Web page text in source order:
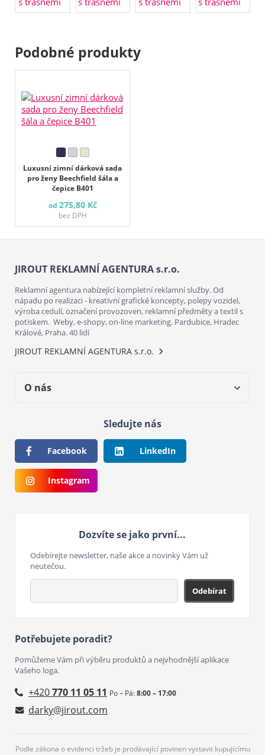
Podobné produkty
Luxusní zimní dárková sada
pro ženy Beechfield šála a
čepice B401
od 275,80 Kč
bez DPH
JIROUT REKLAMNÍ AGENTURA s.r.o.
Reklamní agentura nabízející kompletní reklamní služby. Od
nápadu po realizaci - kreativní grafické koncepty, polepy vozidel,
výroba cedulí, označení provozoven, reklamní předměty a textil s
potiskem. Weby, e-shopy, on-line marketing. Pardubice, Hradec
Králové, Praha. 40 lidí
JIROUT REKLAMNÍ AGENTURA s.r.o.
O nás
Sledujte nás
Facebook LinkedIn
Instagram
Dozvíte se jako první...
Odebírejte newsletter, naše akce a novinky Vám už
neutečou.
Odebírat
Potřebujete poradit?
Pomůžeme Vám při výběru produktů a nejvhodnější aplikace
Vašeho loga.
+420770 11 05 11 Po – Pá:8:00 – 17:00
darky@jirout.com
Podle zákona o evidenci tržeb je prodávající povinen vystavit kupujícímu